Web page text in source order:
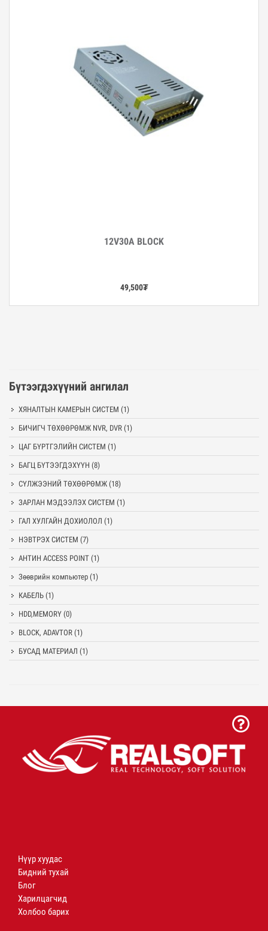
12V30A BLOCK
49,500₮
Бүтээгдэхүүний ангилал
ХЯНАЛТЫН КАМЕРЫН СИСТЕМ (1)
БИЧИГЧ ТӨХӨӨРӨМЖ NVR, DVR (1)
ЦАГ БҮРТГЭЛИЙН СИСТЕМ (1)
БАГЦ БҮТЭЭГДЭХҮҮН (8)
СҮЛЖЭЭНИЙ ТӨХӨӨРӨМЖ (18)
ЗАРЛАН МЭДЭЭЛЭХ СИСТЕМ (1)
ГАЛ ХУЛГАЙН ДОХИОЛОЛ (1)
НЭВТРЭХ СИСТЕМ (7)
АНТИН ACCESS POINT (1)
Зөөврийн компьютер (1)
КАБЕЛЬ (1)
HDD,MEMORY (0)
BLOCK, ADAVTOR (1)
БУСАД МАТЕРИАЛ (1)
Нүүр хуудас
Бидний тухай
Блог
Харилцагчид
Холбоо барих